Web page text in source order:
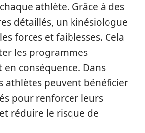
athlète. Grâce à des
détaillés, un kinésiologue
forces et faiblesses. Cela
les programmes
en conséquence. Dans
athlètes peuvent bénéficier
pour renforcer leurs
réduire le risque de